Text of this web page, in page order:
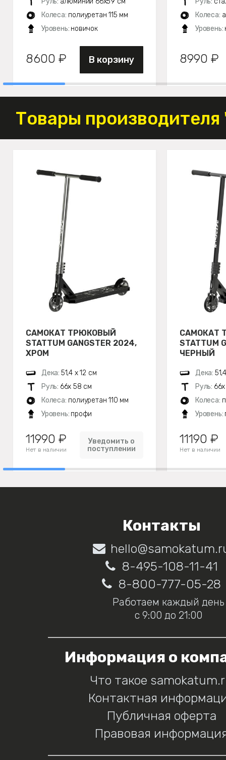
Колеса: полиуретан 115 мм
Уровень: новичок
8600 ₽ В корзину
Колеса:
Уровень:
8990 ₽
Товары
САМОКАТ ТРЮКОВЫЙ
STATTUM GANGSTER 2024,
ХРОМ
Дека: 51,4 х 12 см
Руль: 66х 58 см
Колеса: полиуретан 110 мм
Уровень: профи
11990 ₽
Нет в наличии
Уведомить о
поступлении
САМОКАТ
STATTUM
ЧЕРНЫЙ
Дека:
Руль:
Колеса:
Уровень:
11190 ₽
Нет в наличии
Контакты
8-495-108-11-41
8-800-777-05-28
Работаем каждый день
с 9:00 до 21:00
Информация о
Что такое
Контактная
Публичная оферта
Правовая